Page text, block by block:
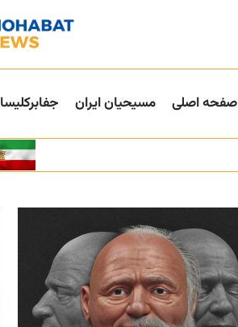
صفحه اصلی مسیحیان ایران جفا‌بر‌کلیسا